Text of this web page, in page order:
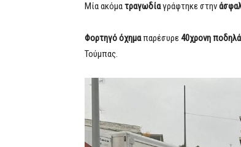
Μία ακόματραγωδίαγράφτηκε στην
Φορτηγό όχημαπαρέσυρε 40χρονη
Τούμπας.